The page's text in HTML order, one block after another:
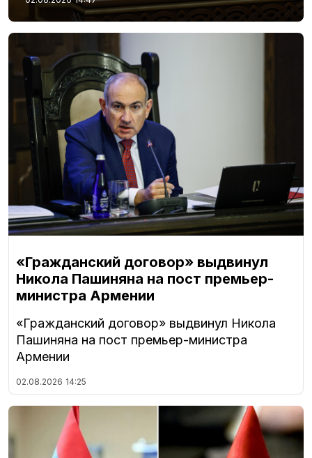
«Гражданский договор» выдвинул
Никола Пашиняна на пост премьер-
министра Армении
«Гражданский договор» выдвинул Никола
Пашиняна на пост премьер-министра
Армении
02.08.2026 14:25